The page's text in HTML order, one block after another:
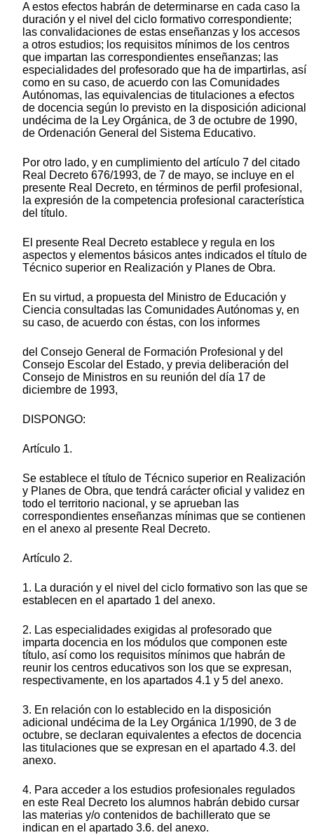
A estos efectos habrán de determinarse en cada caso la
duración y el nivel del ciclo formativo correspondiente;
las convalidaciones de estas enseñanzas y los accesos
a otros estudios; los requisitos mínimos de los centros
que impartan las correspondientes enseñanzas; las
especialidades del profesorado que ha de impartirlas, así
como en su caso, de acuerdo con las Comunidades
Autónomas, las equivalencias de titulaciones a efectos
de docencia según lo previsto en la disposición adicional
undécima de la Ley Orgánica, de 3 de octubre de 1990,
de Ordenación General del Sistema Educativo.
Por otro lado, y en cumplimiento del artículo 7 del citado
Real Decreto 676/1993, de 7 de mayo, se incluye en el
presente Real Decreto, en términos de perfil profesional,
la expresión de la competencia profesional característica
del título.
El presente Real Decreto establece y regula en los
aspectos y elementos básicos antes indicados el título de
Técnico superior en Realización y Planes de Obra.
En su virtud, a propuesta del Ministro de Educación y
Ciencia consultadas las Comunidades Autónomas y, en
su caso, de acuerdo con éstas, con los informes
del Consejo General de Formación Profesional y del
Consejo Escolar del Estado, y previa deliberación del
Consejo de Ministros en su reunión del día 17 de
diciembre de 1993,
DISPONGO:
Artículo 1.
Se establece el título de Técnico superior en Realización
y Planes de Obra, que tendrá carácter oficial y validez en
todo el territorio nacional, y se aprueban las
correspondientes enseñanzas mínimas que se contienen
en el anexo al presente Real Decreto.
Artículo 2.
1. La duración y el nivel del ciclo formativo son las que se
establecen en el apartado 1 del anexo.
2. Las especialidades exigidas al profesorado que
imparta docencia en los módulos que componen este
título, así como los requisitos mínimos que habrán de
reunir los centros educativos son los que se expresan,
respectivamente, en los apartados 4.1 y 5 del anexo.
3. En relación con lo establecido en la disposición
adicional undécima de la Ley Orgánica 1/1990, de 3 de
octubre, se declaran equivalentes a efectos de docencia
las titulaciones que se expresan en el apartado 4.3. del
anexo.
4. Para acceder a los estudios profesionales regulados
en este Real Decreto los alumnos habrán debido cursar
las materias y/o contenidos de bachillerato que se
indican en el apartado 3.6. del anexo.